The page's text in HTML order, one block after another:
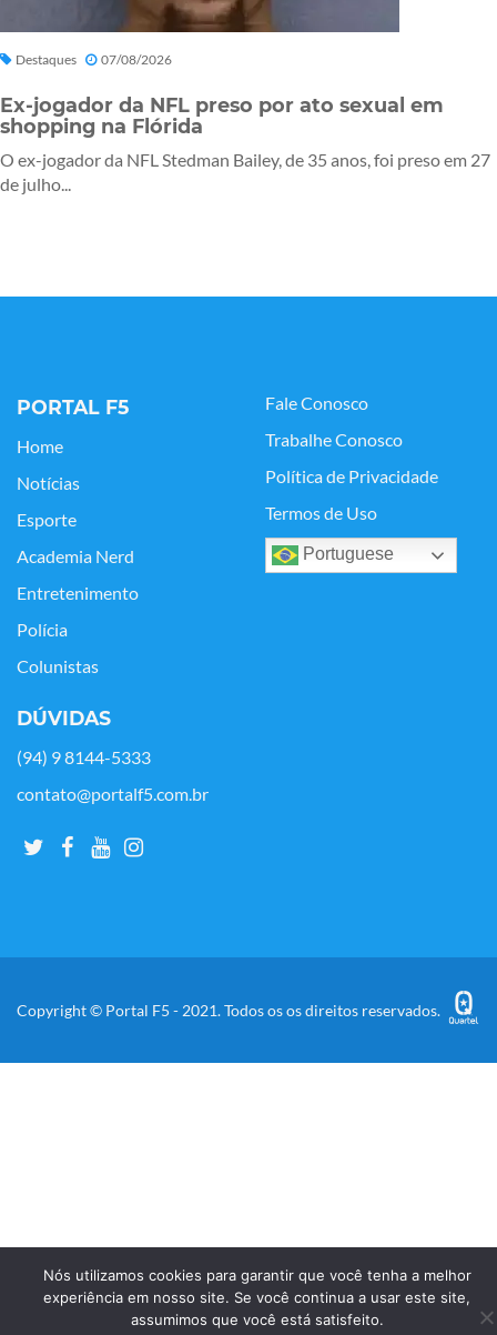
Destaques 07/08/2026
Ex-jogador da NFL preso por ato sexual em
shopping na Flórida
O ex-jogador da NFL Stedman Bailey, de 35 anos, foi preso em 27
de julho...
PORTAL F5
Home
Notícias
Esporte
Academia Nerd
Entretenimento
Polícia
Colunistas
Fale Conosco
Trabalhe Conosco
Política de Privacidade
Termos de Uso
Portuguese
DÚVIDAS
(94) 9 8144-5333
contato@portalf5.com.br
Copyright © Portal F5 - 2021. Todos os os direitos reservados.
Nós utilizamos cookies para garantir que você tenha a melhor
experiência em nosso site. Se você continua a usar este site,
assumimos que você está satisfeito.